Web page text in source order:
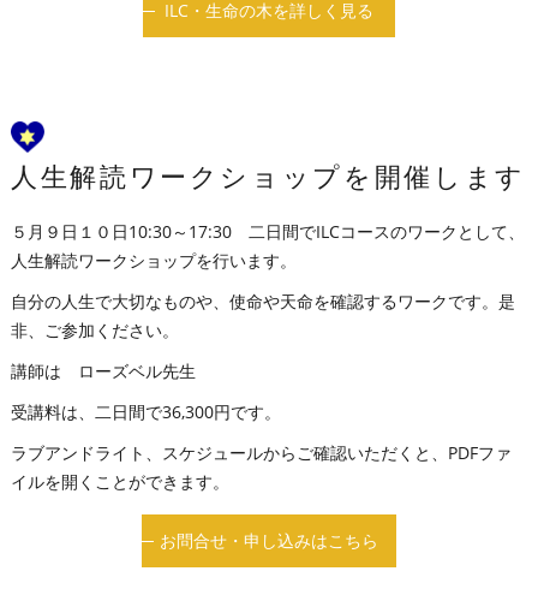
ILC・生命の木を詳しく見る
人生解読ワークショップを開催します
５月９日１０日10:30～17:30 二日間でILCコースのワークとして、
人生解読ワークショップを行います。
自分の人生で大切なものや、使命や天命を確認するワークです。是
非、ご参加ください。
講師は ローズベル先生
受講料は、二日間で36,300円です。
ラブアンドライト、スケジュールからご確認いただくと、PDFファ
イルを開くことができます。
お問合せ・申し込みはこちら